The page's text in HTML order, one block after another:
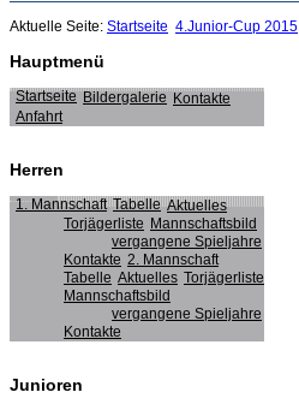
Aktuelle Seite: Startseite 4.Junior-Cup 2015
Hauptmenü
Startseite Bildergalerie Kontakte
Anfahrt
Herren
1. Mannschaft Tabelle Aktuelles
Torjägerliste Mannschaftsbild
vergangene Spieljahre
Kontakte 2. Mannschaft
Tabelle Aktuelles Torjägerliste
Mannschaftsbild
vergangene Spieljahre
Kontakte
Junioren